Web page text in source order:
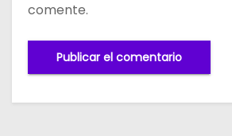
comente.